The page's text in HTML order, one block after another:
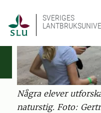
SVERIGES
Några elever
naturstig. Foto: